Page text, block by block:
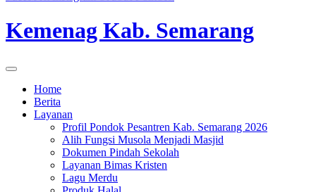
Kemenag Kab. Semarang
Home
Berita
Layanan
Profil Pondok Pesantren Kab. Semarang 2026
Alih Fungsi Musola Menjadi Masjid
Dokumen Pindah Sekolah
Layanan Bimas Kristen
Lagu Merdu